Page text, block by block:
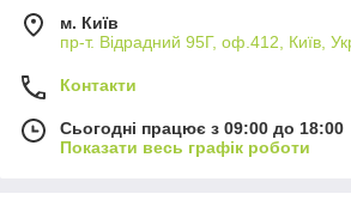
м. Київ
пр-т. Відрадний 95Г, оф.412, Київ,
Контакти
Сьогодні працює з 09:00 до 18:00
Показати весь графік роботи